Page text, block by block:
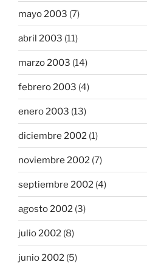
mayo 2003 (7)
abril 2003 (11)
marzo 2003 (14)
febrero 2003 (4)
enero 2003 (13)
diciembre 2002 (1)
noviembre 2002 (7)
septiembre 2002 (4)
agosto 2002 (3)
julio 2002 (8)
junio 2002 (5)